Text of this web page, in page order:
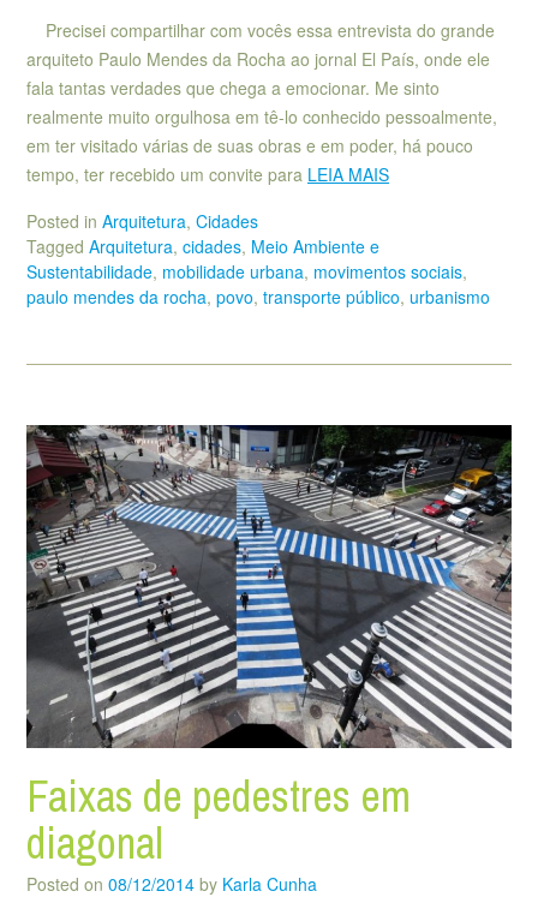
Precisei compartilhar com vocês essa entrevista do grande
arquiteto Paulo Mendes da Rocha ao jornal El País, onde ele
fala tantas verdades que chega a emocionar. Me sinto
realmente muito orgulhosa em tê-lo conhecido pessoalmente,
em ter visitado várias de suas obras e em poder, há pouco
tempo, ter recebido um convite para LEIA MAIS
Posted in Arquitetura, Cidades
Tagged Arquitetura, cidades, Meio Ambiente e
Sustentabilidade, mobilidade urbana, movimentos sociais,
paulo mendes da rocha, povo, transporte público, urbanismo
Faixas de pedestres em
diagonal
Posted on 08/12/2014 by Karla Cunha